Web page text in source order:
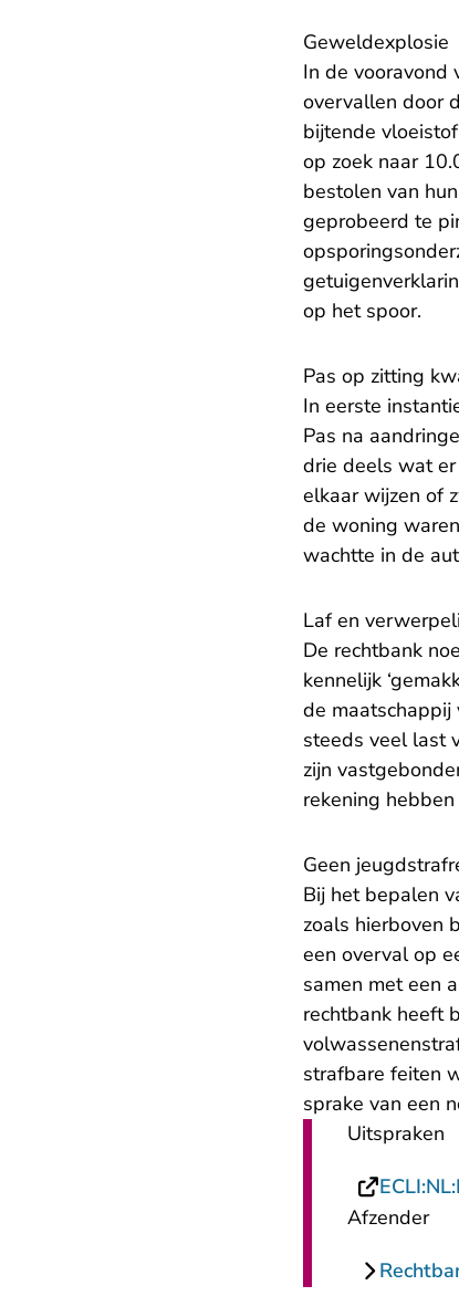
Geweldexplosie
In de vooravond
overvallen door
bijtende
op zoek naar
bestolen van
geprobeerd te
op het spoor.
Pas op zitting
In eerste
Pas na
drie deels wat
elkaar wijzen of
de woning
wachtte in de
Laf en
De rechtbank
kennelijk
de maatschappij
steeds veel last
zijn
rekening
Geen
Bij het bepalen
zoals hierboven
een overval op
samen met een
rechtbank heeft
strafbare feiten
sprake van een
Uitspraken
Afzender